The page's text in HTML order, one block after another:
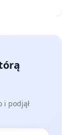
i podjął